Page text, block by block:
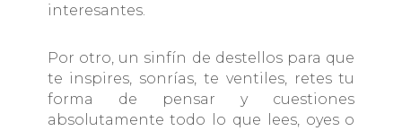
interesantes.
Por otro, un sinfín de destellos para que
te inspires, sonrías, te ventiles, retes tu
forma de pensar y cuestiones
absolutamente todo lo que lees, oyes o